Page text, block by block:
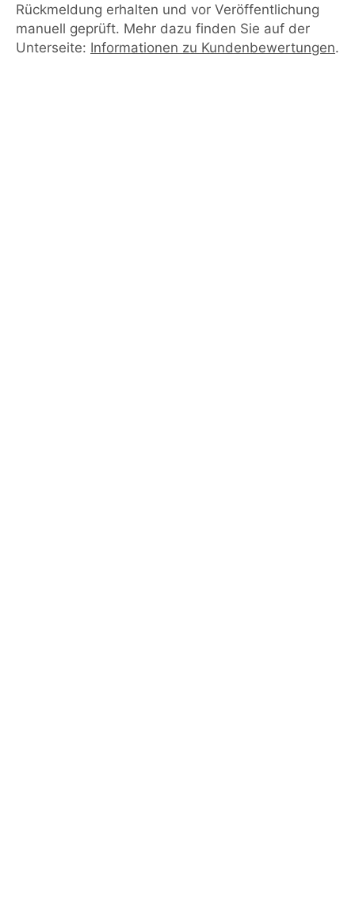
Rückmeldung erhalten und vor Veröffentlichung
manuell geprüft. Mehr dazu finden Sie auf der
Unterseite: Informationen zu Kundenbewertungen.